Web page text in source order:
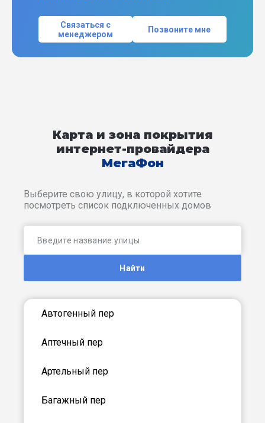
Связаться с
менеджером
Позвоните мне
Карта и зона покрытия
интернет-провайдера
МегаФон
Выберите свою улицу, в которой хотите
посмотреть список подключенных домов
Найти
Автогенный пер
Аптечный пер
Артельный пер
Багажный пер